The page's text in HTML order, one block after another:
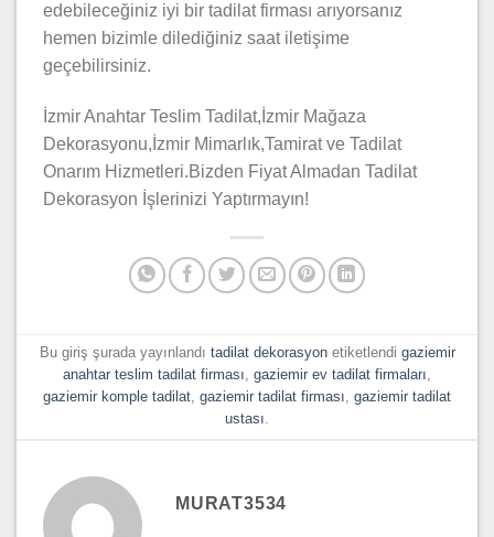
edebileceğiniz iyi bir tadilat firması arıyorsanız
hemen bizimle dilediğiniz saat iletişime
geçebilirsiniz.
İzmir Anahtar Teslim Tadilat,İzmir Mağaza
Dekorasyonu,İzmir Mimarlık,Tamirat ve Tadilat
Onarım Hizmetleri.Bizden Fiyat Almadan Tadilat
Dekorasyon İşlerinizi Yaptırmayın!
Bu giriş şurada yayınlandı tadilat dekorasyonetiketlendi gaziemir
anahtar teslim tadilat firması, gaziemir ev tadilat firmaları,
gaziemir komple tadilat, gaziemir tadilat firması, gaziemir tadilat
ustası.
MURAT3534